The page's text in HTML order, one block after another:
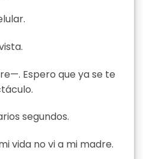
Espero que ya se te
segundos.
vida no vi a mi madre.